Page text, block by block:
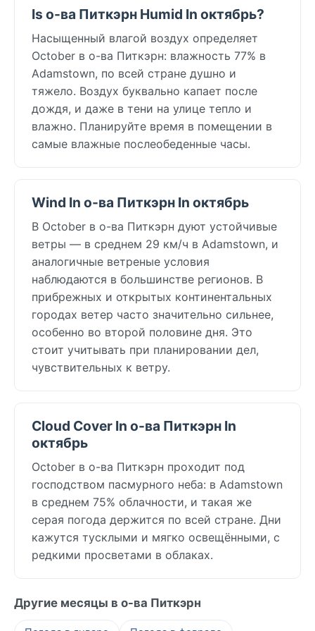
Is о-ва Питкэрн Humid In октябрь?
Насыщенный влагой воздух определяет
October в о-ва Питкэрн: влажность 77% в
Adamstown, по всей стране душно и
тяжело. Воздух буквально капает после
дождя, и даже в тени на улице тепло и
влажно. Планируйте время в помещении в
самые влажные послеобеденные часы.
Wind In о-ва Питкэрн In октябрь
В October в о-ва Питкэрн дуют устойчивые
ветры — в среднем 29 км/ч в Adamstown, и
аналогичные ветреные условия
наблюдаются в большинстве регионов. В
прибрежных и открытых континентальных
городах ветер часто значительно сильнее,
особенно во второй половине дня. Это
стоит учитывать при планировании дел,
чувствительных к ветру.
Cloud Cover In о-ва Питкэрн In
октябрь
October в о-ва Питкэрн проходит под
господством пасмурного неба: в Adamstown
в среднем 75% облачности, и такая же
серая погода держится по всей стране. Дни
кажутся тусклыми и мягко освещёнными, с
редкими просветами в облаках.
Другие месяцы в о-ва Питкэрн